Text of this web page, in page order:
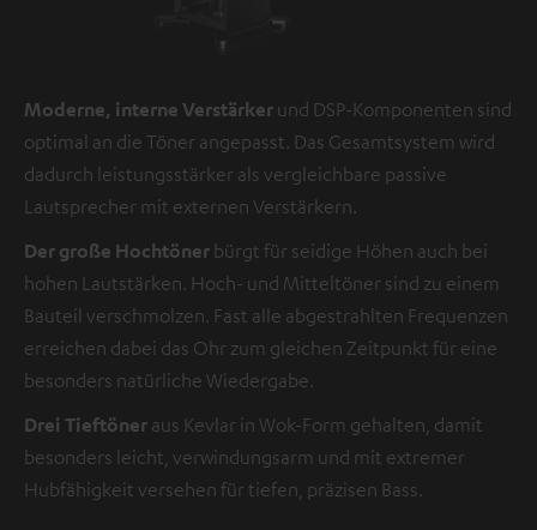
Moderne, interne Verstärker und DSP-Komponenten sind
optimal an die Töner angepasst. Das Gesamtsystem wird
dadurch leistungsstärker als vergleichbare passive
Lautsprecher mit externen Verstärkern.
Der große Hochtöner bürgt für seidige Höhen auch bei
hohen Lautstärken. Hoch- und Mitteltöner sind zu einem
Bauteil verschmolzen. Fast alle abgestrahlten Frequenzen
erreichen dabei das Ohr zum gleichen Zeitpunkt für eine
besonders natürliche Wiedergabe.
Drei Tieftöner aus Kevlar in Wok-Form gehalten, damit
besonders leicht, verwindungsarm und mit extremer
Hubfähigkeit versehen für tiefen, präzisen Bass.